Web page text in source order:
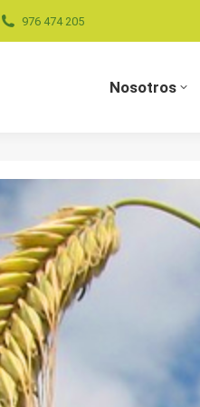
976 474 205
Nosotros